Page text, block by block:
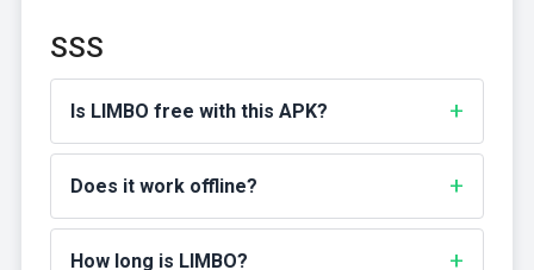
SSS
Is LIMBO free with this APK?
Does it work offline?
How long is LIMBO?